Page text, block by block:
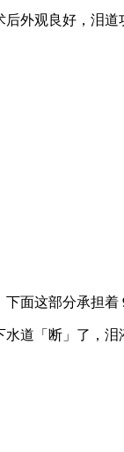
外观良好，泪道
面这部分承担着
道「断」了，